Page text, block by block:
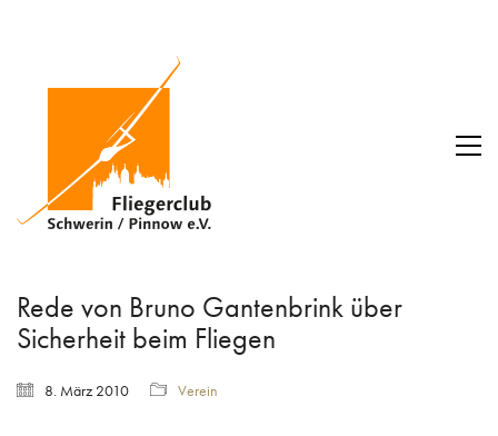
Rede von Bruno Gantenbrink über
Sicherheit beim Fliegen
8. März 2010 Verein